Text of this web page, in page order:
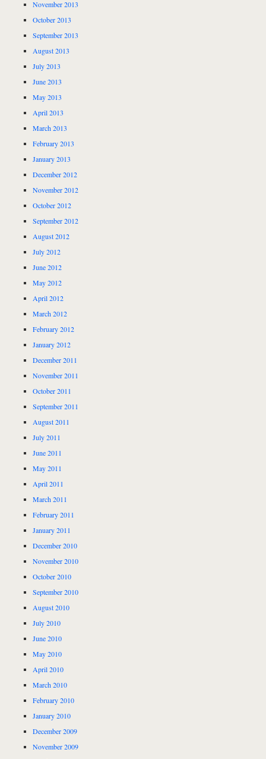
November 2013
October 2013
September 2013
August 2013
July 2013
June 2013
May 2013
April 2013
March 2013
February 2013
January 2013
December 2012
November 2012
October 2012
September 2012
August 2012
July 2012
June 2012
May 2012
April 2012
March 2012
February 2012
January 2012
December 2011
November 2011
October 2011
September 2011
August 2011
July 2011
June 2011
May 2011
April 2011
March 2011
February 2011
January 2011
December 2010
November 2010
October 2010
September 2010
August 2010
July 2010
June 2010
May 2010
April 2010
March 2010
February 2010
January 2010
December 2009
November 2009